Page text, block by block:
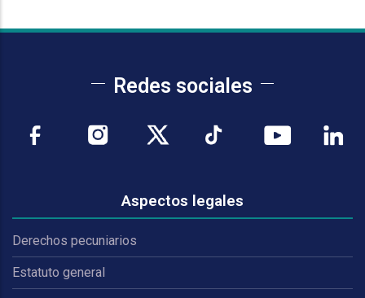
Redes sociales
Aspectos legales
Derechos pecuniarios
Estatuto general